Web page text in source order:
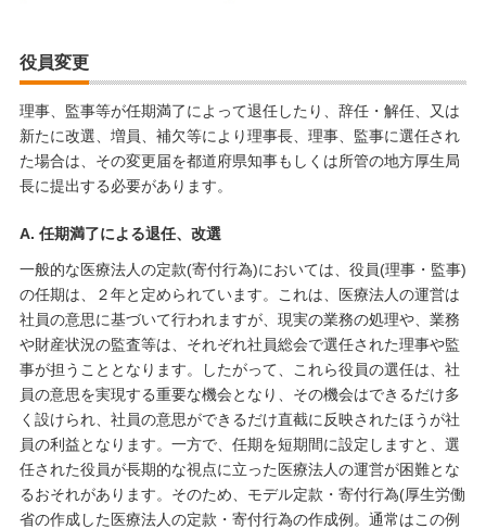
役員変更
理事、監事等が任期満了によって退任したり、辞任・解任、又は
新たに改選、増員、補欠等により理事長、理事、監事に選任され
た場合は、その変更届を都道府県知事もしくは所管の地方厚生局
長に提出する必要があります。
A. 任期満了による退任、改選
一般的な医療法人の定款(寄付行為)においては、役員(理事・監事)
の任期は、２年と定められています。これは、医療法人の運営は
社員の意思に基づいて行われますが、現実の業務の処理や、業務
や財産状況の監査等は、それぞれ社員総会で選任された理事や監
事が担うこととなります。したがって、これら役員の選任は、社
員の意思を実現する重要な機会となり、その機会はできるだけ多
く設けられ、社員の意思ができるだけ直截に反映されたほうが社
員の利益となります。一方で、任期を短期間に設定しますと、選
任された役員が長期的な視点に立った医療法人の運営が困難とな
るおそれがあります。そのため、モデル定款・寄付行為(厚生労働
省の作成した医療法人の定款・寄付行為の作成例。通常はこの例